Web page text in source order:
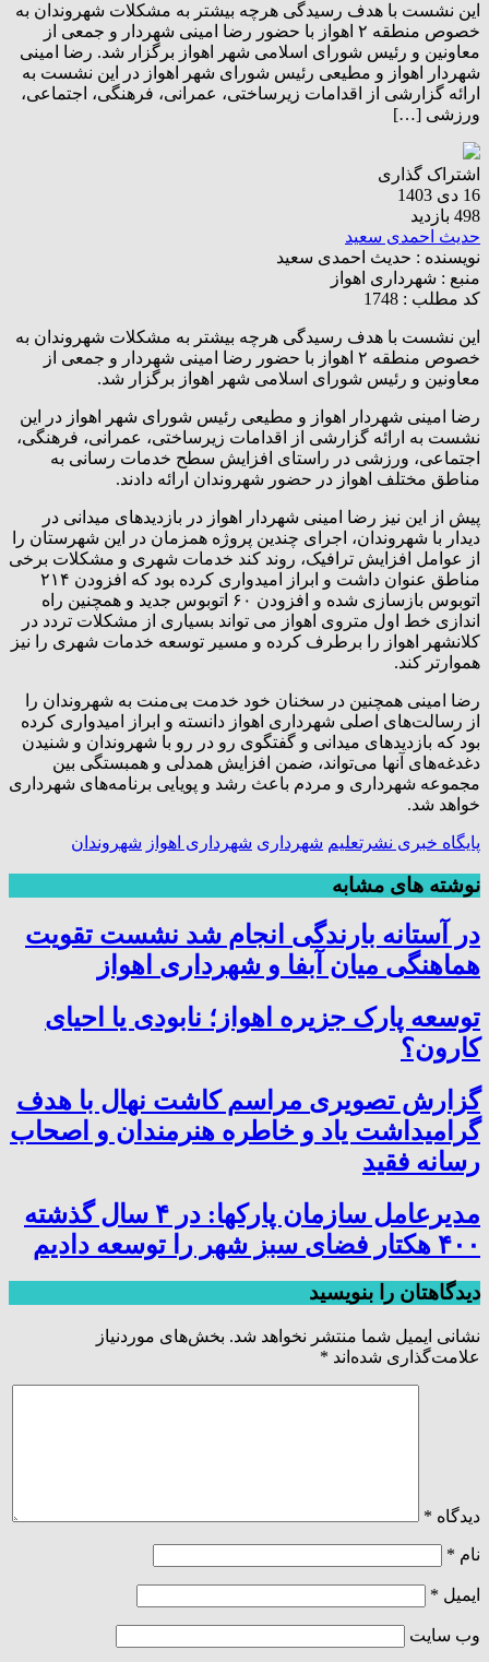
این نشست با هدف رسیدگی هرچه بیشتر به مشکلات شهروندان به
خصوص منطقه ۲ اهواز با حضور رضا امینی شهردار و جمعی از
معاونین و رئیس شورای اسلامی شهر اهواز برگزار شد. رضا امینی
شهردار اهواز و مطیعی رئیس شورای شهر اهواز در این نشست به
ارائه گزارشی از اقدامات زیرساختی، عمرانی، فرهنگی، اجتماعی،
ورزشی […]
اشتراک گذاری
16 دی 1403
498 بازدید
حدیث احمدی سعید
نویسنده : حدیث احمدی سعید
منبع : شهرداری اهواز
کد مطلب : 1748
این نشست با هدف رسیدگی هرچه بیشتر به مشکلات شهروندان به
خصوص منطقه ۲ اهواز با حضور رضا امینی شهردار و جمعی از
معاونین و رئیس شورای اسلامی شهر اهواز برگزار شد.
رضا امینی شهردار اهواز و مطیعی رئیس شورای شهر اهواز در این
نشست به ارائه گزارشی از اقدامات زیرساختی، عمرانی، فرهنگی،
اجتماعی، ورزشی در راستای افزایش سطح خدمات رسانی به
مناطق مختلف اهواز در حضور شهروندان ارائه دادند.
پیش از این نیز رضا امینی شهردار اهواز در بازدیدهای میدانی در
دیدار با شهروندان، اجرای چندین پروژه همزمان در این شهرستان را
از عوامل افزایش ترافیک، روند کند خدمات شهری و مشکلات برخی
مناطق عنوان داشت و ابراز امیدواری کرده بود که افزودن ۲۱۴
اتوبوس بازسازی شده و افزودن ۶۰ اتوبوس جدید و همچنین راه
اندازی خط اول متروی اهواز می تواند بسیاری از مشکلات تردد در
کلانشهر اهواز را برطرف کرده و مسیر توسعه خدمات شهری را نیز
هموارتر کند.
رضا امینی همچنین در سخنان خود خدمت بی‌منت به شهروندان را
از رسالت‌های اصلی شهرداری اهواز دانسته و ابراز امیدواری کرده
بود که بازدیدهای میدانی و گفتگوی رو در رو با شهروندان و شنیدن
دغدغه‌های آنها می‌تواند، ضمن افزایش همدلی و همبستگی بین
مجموعه شهرداری و مردم باعث رشد و پویایی برنامه‌های شهرداری
خواهد شد.
پایگاه خبری نشرتعلیم شهرداری شهرداری اهواز شهروندان
نوشته های مشابه
در آستانه بارندگی‌ انجام شد نشست تقویت
هماهنگی میان آبفا و شهرداری اهواز
توسعه پارک جزیره اهواز؛ نابودی یا احیای
کارون؟
گزارش تصویری مراسم کاشت نهال با هدف
گرامیداشت یاد و خاطره هنرمندان و اصحاب
رسانه فقید
مدیرعامل سازمان پارکها: در ۴ سال گذشته
۴۰۰ هکتار فضای سبز شهر را توسعه دادیم
دیدگاهتان را بنویسید
نشانی ایمیل شما منتشر نخواهد شد. بخش‌های موردنیاز
علامت‌گذاری شده‌اند *
دیدگاه *
نام *
ایمیل *
وب‌ سایت